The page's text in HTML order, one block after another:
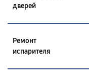
дверей
Ремонт
испарителя